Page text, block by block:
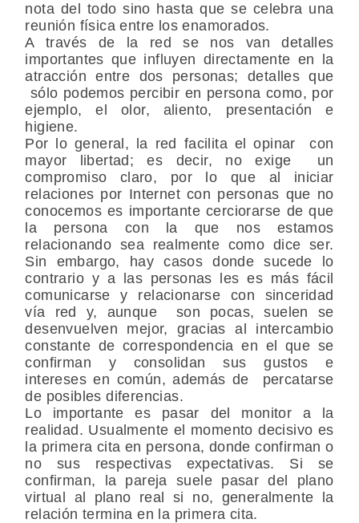
nota del todo sino hasta que se celebra una
reunión física entre los enamorados.
A través de la red se nos van detalles
importantes que influyen directamente en la
atracción entre dos personas; detalles que
sólo podemos percibir en persona como, por
ejemplo, el olor, aliento, presentación e
higiene.
Por lo general, la red facilita el opinar con
mayor libertad; es decir, no exige un
compromiso claro, por lo que al iniciar
relaciones por Internet con personas que no
conocemos es importante cerciorarse de que
la persona con la que nos estamos
relacionando sea realmente como dice ser.
Sin embargo, hay casos donde sucede lo
contrario y a las personas les es más fácil
comunicarse y relacionarse con sinceridad
vía red y, aunque son pocas, suelen se
desenvuelven mejor, gracias al intercambio
constante de correspondencia en el que se
confirman y consolidan sus gustos e
intereses en común, además de percatarse
de posibles diferencias.
Lo importante es pasar del monitor a la
realidad. Usualmente el momento decisivo es
la primera cita en persona, donde confirman o
no sus respectivas expectativas. Si se
confirman, la pareja suele pasar del plano
virtual al plano real si no, generalmente la
relación termina en la primera cita.